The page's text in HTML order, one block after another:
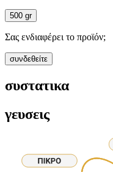
500 gr
Σας ενδιαφέρει το προϊόν;
συνδεθείτε
συστατικα
γευσεις